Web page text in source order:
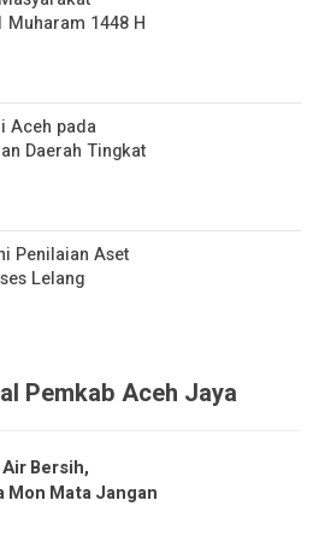
Muharam 1448 H
Aceh pada
Daerah Tingkat
Penilaian Aset
Lelang
Pemkab Aceh Jaya
Bersih,
Mon Mata Jangan